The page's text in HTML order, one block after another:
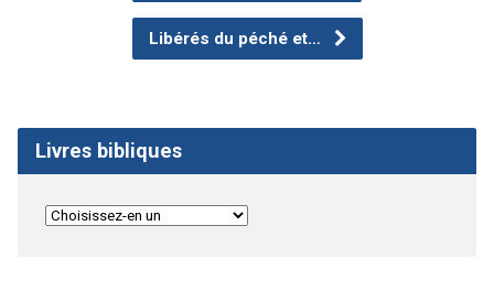
Libérés du péché et…
Livres bibliques